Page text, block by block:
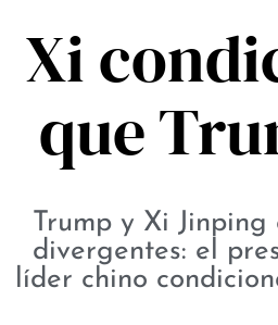
Xi
que
Trump y Xi
divergentes: el
líder chino